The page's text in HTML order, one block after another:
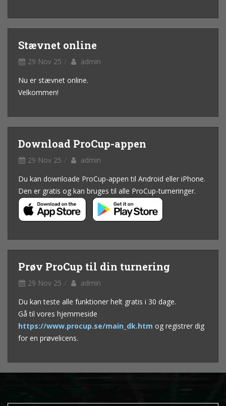
Stævnet online
29 Nov 25
admin
Nu er stævnet online.
Velkommen!
Download ProCup-appen
29 Nov 25
admin
Du kan downloade ProCup-appen til Android eller iPhone.
Den er gratis og kan bruges til alle ProCup-turneringer.
Prøv ProCup til din turnering
29 Nov 25
admin
Du kan teste alle funktioner helt gratis i 30 dage.
Gå til vores hjemmeside
https://www.procup.se/main_dk.htm og registrer dig
for en prøvelicens.